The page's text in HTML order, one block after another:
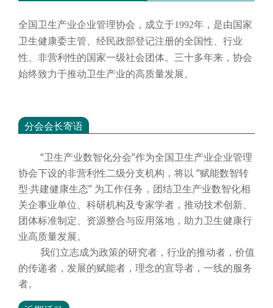
全国卫生产业企业管理协会，成立于1992年，是由国家
卫生健康委主管、经民政部登记注册的全国性、行业
性、非营利性的国家一级社会团体。三十多年来，协会
始终致力于推动卫生产业的高质量发展。
分会会长寄语
“卫生产业数智化分会”作为全国卫生产业企业管理
协会下设的非营利性二级分支机构，将以 “赋能数智转
型·共建健康生态” 为工作任务，团结卫生产业数智化相
关企事业单位、科研机构及专家学者，推动技术创新、
团体标准制定、资源整合与应用落地，助力卫生健康行
业高质量发展。
我们立志成为政策的研究者，行业的推动者，价值
的传递者，发展的赋能者，理念的宣导者，一线的服务
者。